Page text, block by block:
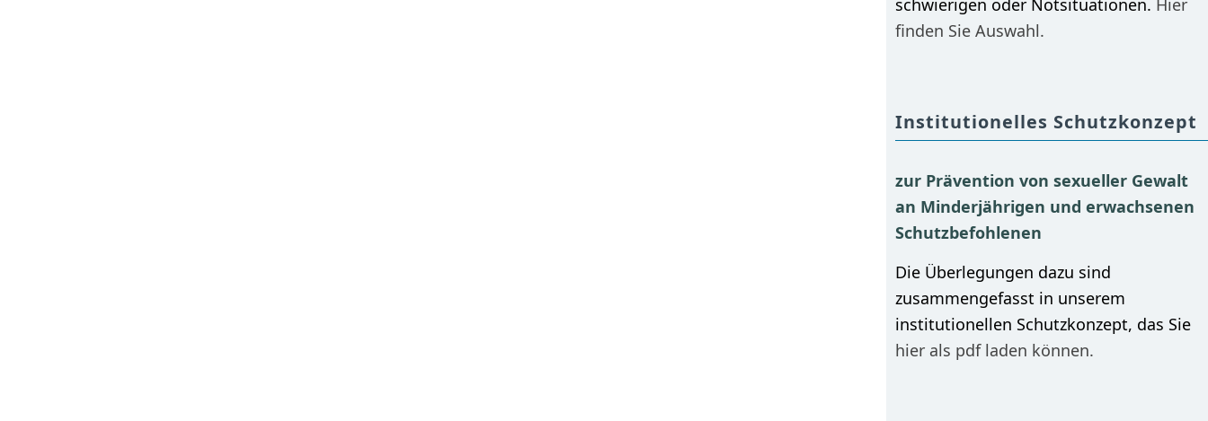
schwierigen oder Notsituationen. Hier
finden Sie Auswahl.
Institutionelles Schutzkonzept
zur Prävention von sexueller Gewalt
an Minderjährigen und erwachsenen
Schutzbefohlenen
Die Überlegungen dazu sind
zusammengefasst in unserem
institutionellen Schutzkonzept, das Sie
hier als pdf laden können.